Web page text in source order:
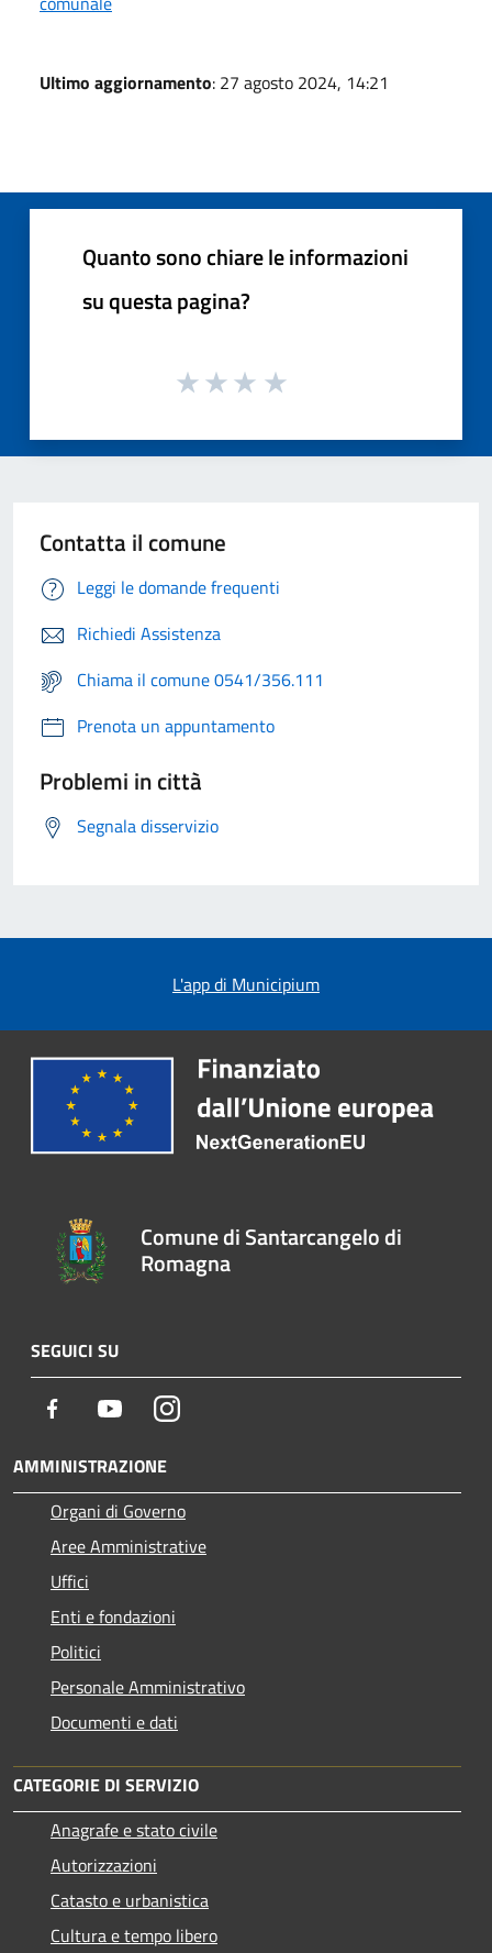
Ultimo aggiornamento: 27 agosto 2024, 14:21
Quanto sono chiare le informazioni
su questa pagina?
Contatta il comune
Leggi le domande frequenti
Richiedi Assistenza
Chiama il comune 0541/356.111
Prenota un appuntamento
Problemi in città
Segnala disservizio
L'app di Municipium
Comune di Santarcangelo di
Romagna
SEGUICI SU
Facebook YoutubeInstagram
AMMINISTRAZIONE
Organi di Governo
Aree Amministrative
Uffici
Enti e fondazioni
Politici
Personale Amministrativo
Documenti e dati
CATEGORIE DI SERVIZIO
Anagrafe e stato civile
Autorizzazioni
Catasto e urbanistica
Cultura e tempo libero